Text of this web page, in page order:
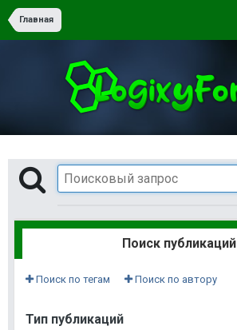
Главная
Поиск публикаций
Поиск по тегам Поиск по автору
Тип публикаций